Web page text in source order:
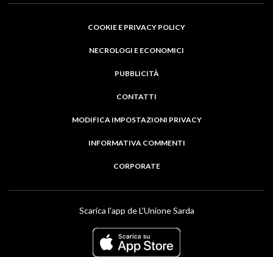
COOKIE E PRIVACY POLICY
NECROLOGI E ECONOMICI
PUBBLICITÀ
CONTATTI
MODIFICA IMPOSTAZIONI PRIVACY
INFORMATIVA COMMENTI
CORPORATE
Scarica l'app de L'Unione Sarda